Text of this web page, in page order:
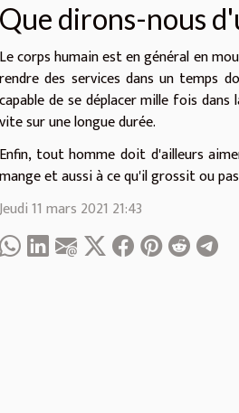
Que dirons-nous
Le corps humain est en général en
rendre des services dans un temps
capable de se déplacer mille fois
vite sur une longue durée.
Enfin, tout homme doit d'ailleurs
mange et aussi à ce qu'il grossit ou
Jeudi 11 mars 2021 21:43